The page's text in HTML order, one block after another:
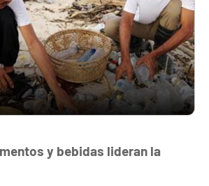
y bebidas lideran la